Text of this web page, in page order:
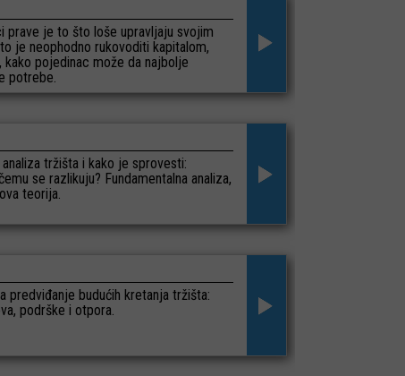
prave je to što loše upravljaju svojim
je neophodno rukovoditi kapitalom,
kako pojedinac može da najbolje
potrebe.
tržišta i kako je sprovesti:
se razlikuju? Fundamentalna analiza,
teorija.
predviđanje budućih kretanja tržišta:
podrške i otpora.